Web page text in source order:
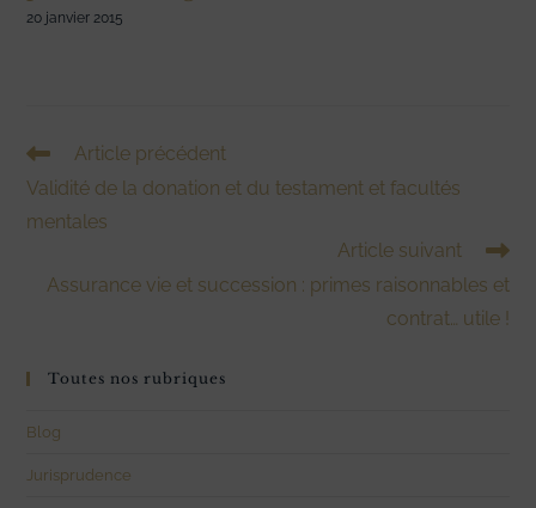
20 janvier 2015
Read
articles
Article précédent
Validité de la donation et du testament et facultés
mentales
Article suivant
Assurance vie et succession : primes raisonnables et
contrat… utile !
Toutes nos rubriques
Blog
Jurisprudence